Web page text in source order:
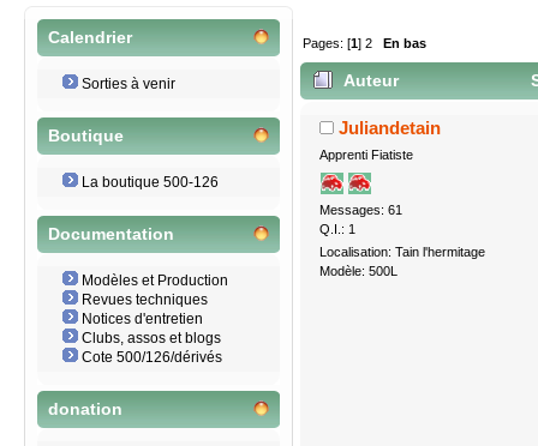
Calendrier
Sorties à venir
Boutique
La boutique 500-126
Documentation
Modèles et Production
Revues techniques
Notices d'entretien
Clubs, assos et blogs
Cote 500/126/dérivés
donation
Pages: [1]2 En bas
Auteur
5239 fois)
Juliandetain
Apprenti Fiatiste
Messages: 61
Q.I.: 1
Localisation: Tain l'hermitage
Modèle: 500L